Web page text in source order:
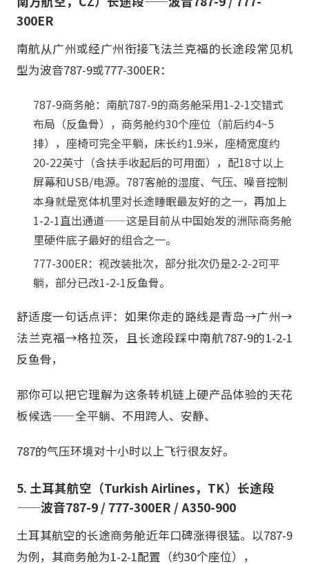
300ER
南航从广州或经广州衔接飞法兰克福的长途段常见机
型为波音787-9或777-300ER：
787-9商务舱：南航787-9的商务舱采用1-2-1交错式
布局（反鱼骨），商务舱约30个座位（前后约4~5
排），座椅可完全平躺，床长约1.9米，座椅宽度约
20-22英寸（含扶手收起后的可用面），配18寸以上
屏幕和USB/电源。787客舱的湿度、气压、噪音控制
本身就是宽体机里对长途睡眠最友好的之一，再加上
1-2-1直出通道——这是目前从中国始发的洲际商务舱
里硬件底子最好的组合之一。
777-300ER：视改装批次，部分批次仍是2-2-2可平
躺，部分已改1-2-1反鱼骨。
舒适度一句话点评：如果你走的路线是青岛→广州→
法兰克福→格拉茨，且长途段踩中南航787-9的1-2-1
反鱼骨，
那你可以把它理解为这条转机链上硬产品体验的天花
板候选——全平躺、不用跨人、安静、
787的气压环境对十小时以上飞行很友好。
5. 土耳其航空（Turkish Airlines，TK）长途段
——波音787-9 / 777-300ER / A350-900
土耳其航空的长途商务舱近年口碑涨得很猛。以787-9
为例，其商务舱为1-2-1配置（约30个座位），